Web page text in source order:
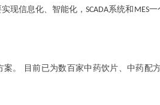
现信息化、智能化，SCADA系统和 MES一
。 目前已为数百家中药饮片、中药配